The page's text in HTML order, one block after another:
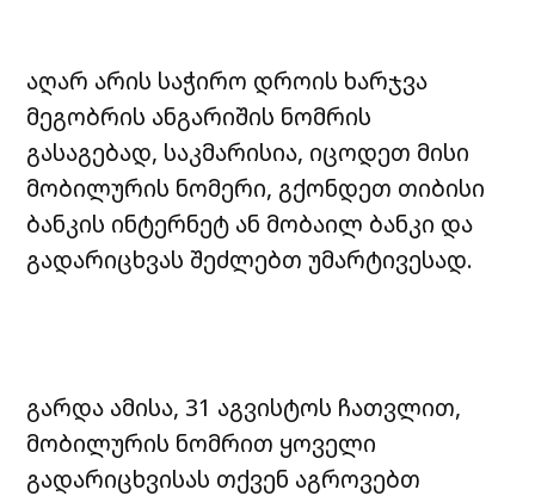
აღარ არის საჭირო დროის ხარჯვა
მეგობრის ანგარიშის ნომრის
გასაგებად, საკმარისია, იცოდეთ მისი
მობილურის ნომერი, გქონდეთ თიბისი
ბანკის ინტერნეტ ან მობაილ ბანკი და
გადარიცხვას შეძლებთ უმარტივესად.
გარდა ამისა, 31 აგვისტოს ჩათვლით,
მობილურის ნომრით ყოველი
გადარიცხვისას თქვენ აგროვებთ